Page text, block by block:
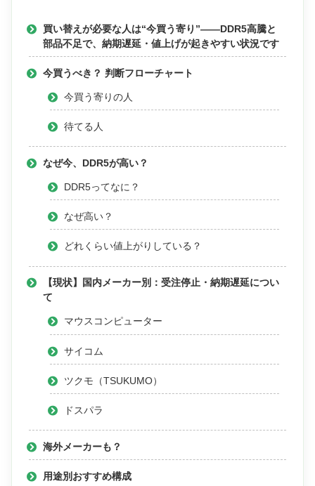
買い替えが必要な人は“今買う寄り”——DDR5高騰と
部品不足で、納期遅延・値上げが起きやすい状況です
今買うべき？ 判断フローチャート
今買う寄りの人
待てる人
なぜ今、DDR5が高い？
DDR5ってなに？
なぜ高い？
どれくらい値上がりしている？
【現状】国内メーカー別：受注停止・納期遅延につい
て
マウスコンピューター
サイコム
ツクモ（TSUKUMO）
ドスパラ
海外メーカーも？
用途別おすすめ構成